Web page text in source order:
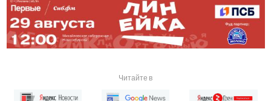
Читайте в